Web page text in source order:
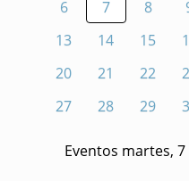
6
7 8
13
14 15
20
21 22
27
28 29
Eventos martes,